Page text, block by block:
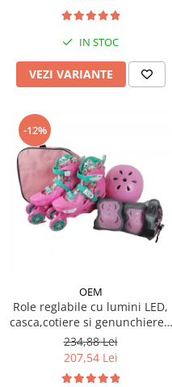
IN STOC
VEZI VARIANTE
-12%
OEM
Role reglabile cu lumini LED,
casca,cotiere si genunchiere -
Ursuletul vesel Panda
234,88 Lei
207,54 Lei